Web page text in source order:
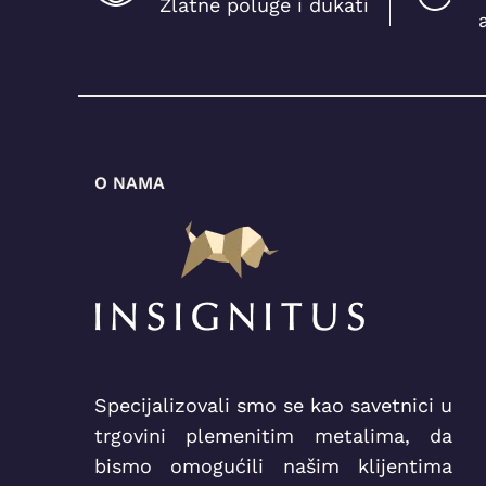
(1)
O NAMA
Specijalizovali smo se kao savetnici u
trgovini plemenitim metalima, da
bismo omogućili našim klijentima